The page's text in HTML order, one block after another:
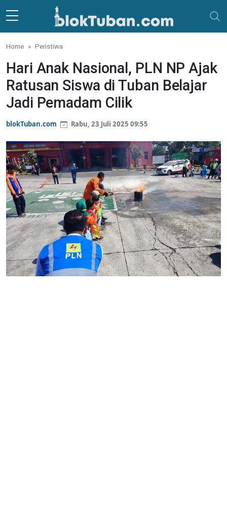
Skip to main content
Home Peristiwa
Hari Anak Nasional, PLN NP Ajak
Ratusan Siswa di Tuban Belajar
Jadi Pemadam Cilik
blokTuban.com Rabu, 23 Juli 2025 09:55